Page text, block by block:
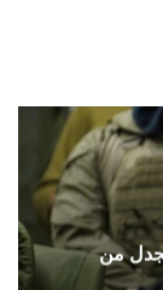
من